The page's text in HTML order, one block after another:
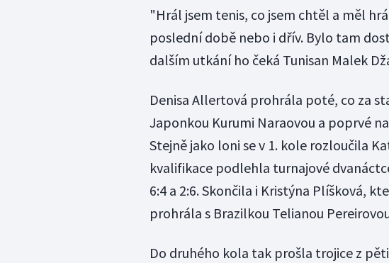
"Hrál jsem tenis, co jsem chtěl a měl
poslední době nebo i dřív. Bylo tam
dalším utkání ho čeká Tunisan Malek
Denisa Allertová prohrála poté, co za
Japonkou Kurumi Naraovou a poprvé
Stejně jako loni se v 1. kole rozloučila
kvalifikace podlehla turnajové
6:4 a 2:6. Skončila i Kristýna Plíšková,
prohrála s Brazilkou Telianou
Do druhého kola tak prošla trojice z